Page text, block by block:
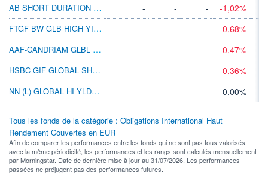
AB SHORT DURATION HIGH YIELD IT EUR H
- - -
-1,02%
FTGF BW GLB HIGH YIELD PR EURH ACC AH
- - -
-0,68%
AAF-CANDRIAM GLBL ESG HY BDS DEURD
- - -
-0,47%
HSBC GIF GLOBAL SHRT DUR HIYLD BD ECHEUR
- - -
-0,36%
NN (L) GLOBAL HI YLD Z CAP EUR H III
- - - 0,00%
Tous les fonds de la catégorie : Obligations International Haut
Rendement Couvertes en EUR
Afin de comparer les performances entre les fonds qui ne sont pas tous valorisés
avec la même périodicité, les performances et les rangs sont calculés mensuellement
par Morningstar. Date de dernière mise à jour au 31/07/2026. Les performances
passées ne préjugent pas des performances futures.